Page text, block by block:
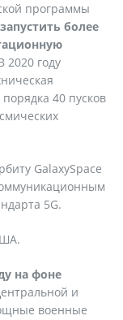
программы
более
2020 году
40 пусков
GalaxySpace
5G.
на фоне
и
военные